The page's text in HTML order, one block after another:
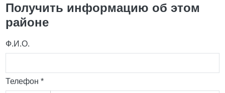
Получить информацию об этом
районе
Ф.И.О.
Телефон *